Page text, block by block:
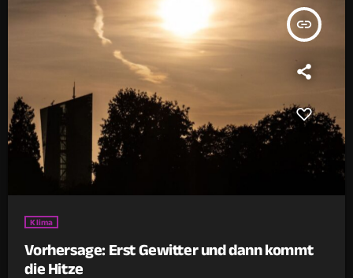
insert_link
Klima
Vorhersage: Erst Gewitter und dann kommt
die Hitze